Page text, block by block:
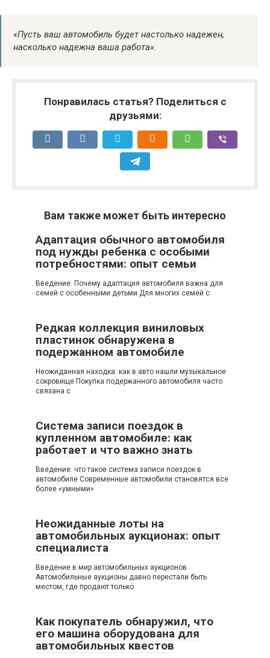
«Пусть ваш автомобиль будет настолько надежен,
насколько надежна ваша работа».
Понравилась статья? Поделиться с
друзьями:
Вам также может быть интересно
Адаптация обычного автомобиля
под нужды ребенка с особыми
потребностями: опыт семьи
Введение: Почему адаптация автомобиля важна для
семей с особенными детьми Для многих семей с
Редкая коллекция виниловых
пластинок обнаружена в
подержанном автомобиле
Неожиданная находка: как в авто нашли музыкальное
сокровище Покупка подержанного автомобиля часто
связана с
Система записи поездок в
купленном автомобиле: как
работает и что важно знать
Введение: что такое система записи поездок в
автомобиле Современные автомобили становятся все
более «умными»
Неожиданные лоты на
автомобильных аукционах: опыт
специалиста
Введение в мир автомобильных аукционов
Автомобильные аукционы давно перестали быть
местом, где продают только
Как покупатель обнаружил, что
его машина оборудована для
автомобильных квестов